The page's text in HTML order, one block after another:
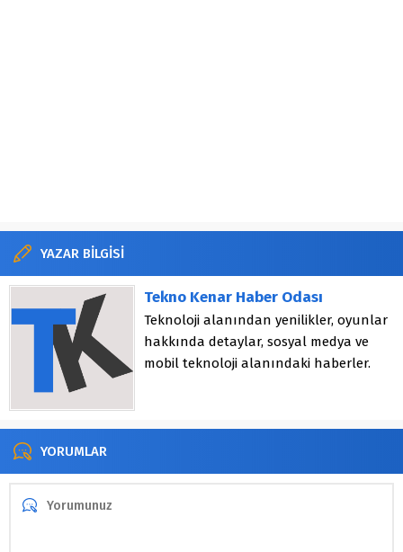
YAZAR BİLGİSİ
Tekno Kenar Haber Odası
Teknoloji alanından yenilikler, oyunlar
hakkında detaylar, sosyal medya ve
mobil teknoloji alanındaki haberler.
YORUMLAR